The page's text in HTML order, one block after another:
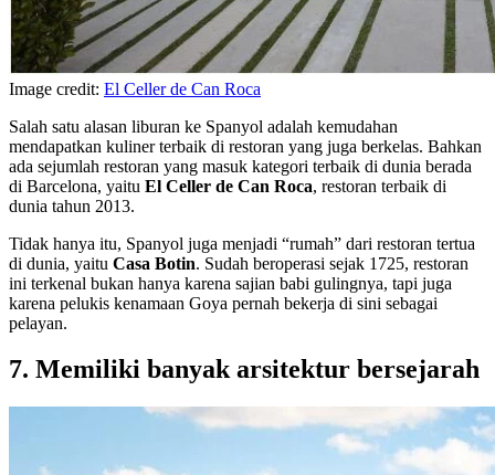
Image credit: El Celler de Can Roca
Salah satu alasan liburan ke Spanyol adalah kemudahan
mendapatkan kuliner terbaik di restoran yang juga berkelas. Bahkan
ada sejumlah restoran yang masuk kategori terbaik di dunia berada
di Barcelona, yaitu El Celler de Can Roca, restoran terbaik di
dunia tahun 2013.
Tidak hanya itu, Spanyol juga menjadi “rumah” dari restoran tertua
di dunia, yaitu Casa Botin. Sudah beroperasi sejak 1725, restoran
ini terkenal bukan hanya karena sajian babi gulingnya, tapi juga
karena pelukis kenamaan Goya pernah bekerja di sini sebagai
pelayan.
7. Memiliki banyak arsitektur bersejarah